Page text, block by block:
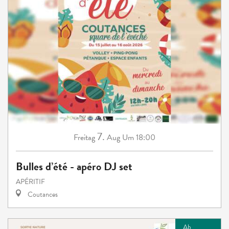
Freitag7. Aug Um 18:00
Bulles d’été - apéro DJ set
APÉRITIF
Coutances